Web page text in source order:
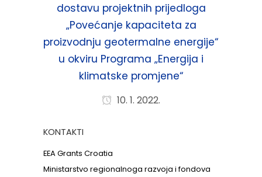
dostavu projektnih prijedloga
„Povećanje kapaciteta za
proizvodnju geotermalne energije“
u okviru Programa „Energija i
klimatske promjene“
10. 1. 2022.
KONTAKTI
EEA Grants Croatia
Ministarstvo regionalnoga razvoja i fondova